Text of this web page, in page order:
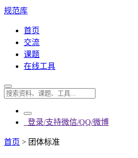
规范库
首页
交流
课题
在线工具
登录/支持微信/QQ/微博
首页 > 团体标准